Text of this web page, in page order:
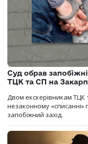
Суд обрав
ТЦК та СП на
Двом екскерівникам ТЦК
незаконному «списанні»
запобіжний захід.